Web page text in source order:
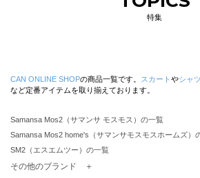
特集
CAN ONLINE SHOPの商品一覧です。 スカート やシャ
など定番アイテムを取り揃えております。
Samansa Mos2（サマンサ モスモス）の一覧
Samansa Mos2 home's（サマンサモスモスホームズ）
SM2（エスエムツー）の一覧
TSUHARU by Samansa Mos2（ツハルバイサマンサモ
その他のブランド ＋